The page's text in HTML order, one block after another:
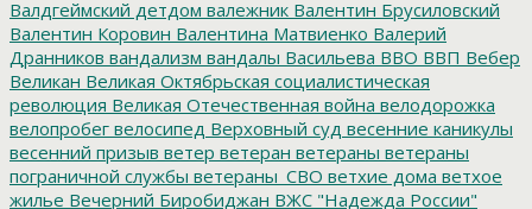
Валдгеймский детдом валежник Валентин Брусиловский
Валентин Коровин Валентина Матвиенко Валерий
Дранников вандализм вандалы Васильева ВВО ВВП Вебер
Великан Великая Октябрьская социалистическая
революция Великая Отечественная война велодорожка
велопробег велосипед Верховный суд весенние каникулы
весенний призыв ветер ветеран ветераны ветераны
пограничной службы ветераны_СВО ветхие дома ветхое
жилье Вечерний Биробиджан ВЖС "Надежда России"